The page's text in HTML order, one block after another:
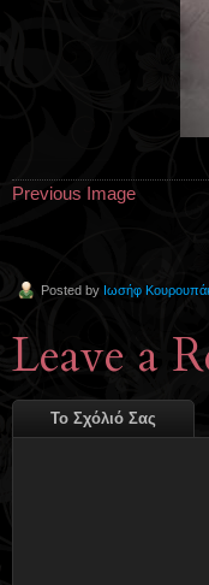
Previous Image
Posted by Ιωσήφ
Leave a
Το Σχόλιό Σας